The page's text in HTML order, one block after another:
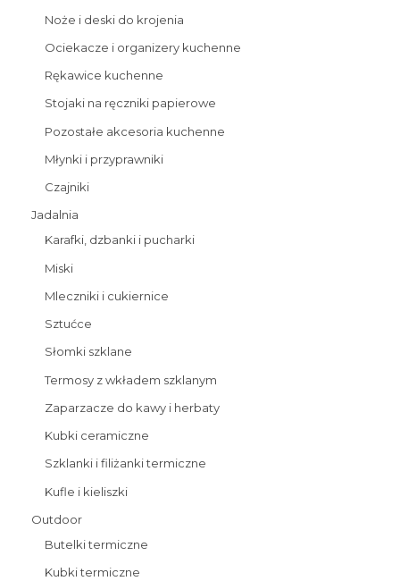
Noże i deski do krojenia
Ociekacze i organizery kuchenne
Rękawice kuchenne
Stojaki na ręczniki papierowe
Pozostałe akcesoria kuchenne
Młynki i przyprawniki
Czajniki
Jadalnia
Karafki, dzbanki i pucharki
Miski
Mleczniki i cukiernice
Sztućce
Słomki szklane
Termosy z wkładem szklanym
Zaparzacze do kawy i herbaty
Kubki ceramiczne
Szklanki i filiżanki termiczne
Kufle i kieliszki
Outdoor
Butelki termiczne
Kubki termiczne